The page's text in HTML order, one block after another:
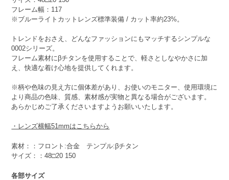
フレーム幅：117
※ブルーライトカットレンズ標準装備 / カット率約23%。
トレンドをおさえ、どんなファッションにもマッチするシンプルな
0002シリーズ。
フレーム素材にβチタンを使用することで、軽さとしなやかさに加
え、快適な着け心地を提供してくれます。
※柄や色味の見え方に個体差があり、お使いのモニター、使用環境に
より商品の色味、質感、素材感が実物と異なる場合がございます。
あらかじめご了承くださいますようお願いいたします。
・レンズ横幅51mmはこちらから
素材：：フロント:合金 テンプル:βチタン
サイズ：：48□20 150
各部サイズ